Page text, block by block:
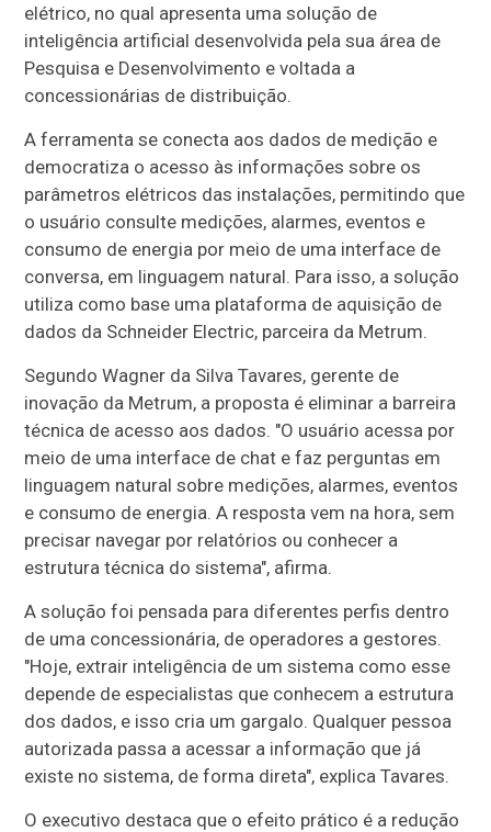
elétrico, no qual apresenta uma solução de
inteligência artificial desenvolvida pela sua área de
Pesquisa e Desenvolvimento e voltada a
concessionárias de distribuição.
A ferramenta se conecta aos dados de medição e
democratiza o acesso às informações sobre os
parâmetros elétricos das instalações, permitindo que
o usuário consulte medições, alarmes, eventos e
consumo de energia por meio de uma interface de
conversa, em linguagem natural. Para isso, a solução
utiliza como base uma plataforma de aquisição de
dados da Schneider Electric, parceira da Metrum.
Segundo Wagner da Silva Tavares, gerente de
inovação da Metrum, a proposta é eliminar a barreira
técnica de acesso aos dados. "O usuário acessa por
meio de uma interface de chat e faz perguntas em
linguagem natural sobre medições, alarmes, eventos
e consumo de energia. A resposta vem na hora, sem
precisar navegar por relatórios ou conhecer a
estrutura técnica do sistema", afirma.
A solução foi pensada para diferentes perfis dentro
de uma concessionária, de operadores a gestores.
"Hoje, extrair inteligência de um sistema como esse
depende de especialistas que conhecem a estrutura
dos dados, e isso cria um gargalo. Qualquer pessoa
autorizada passa a acessar a informação que já
existe no sistema, de forma direta", explica Tavares.
O executivo destaca que o efeito prático é a redução